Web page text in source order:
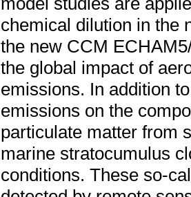
chemical dilution in the
the new CCM
the global impact of
emissions. In addition
emissions on the
particulate matter from
marine stratocumulus
conditions. These so-